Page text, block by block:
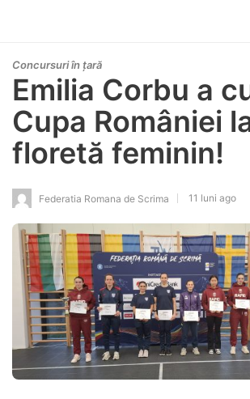
Concursuri în țară
Emilia Corbu a
Cupa României
floretă feminin!
Federatia Romana de Scrima 11 luni ago